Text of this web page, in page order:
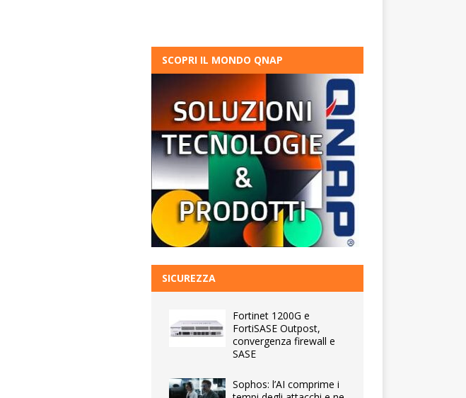
SCOPRI IL MONDO QNAP
SICUREZZA
Fortinet 1200G e
FortiSASE Outpost,
convergenza firewall e
SASE
Sophos: l’AI comprime i